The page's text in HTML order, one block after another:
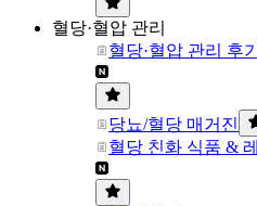
혈당·혈압 관리
혈당·혈압 관리 후
당뇨/혈당 매거진
혈당 친화 식품 &